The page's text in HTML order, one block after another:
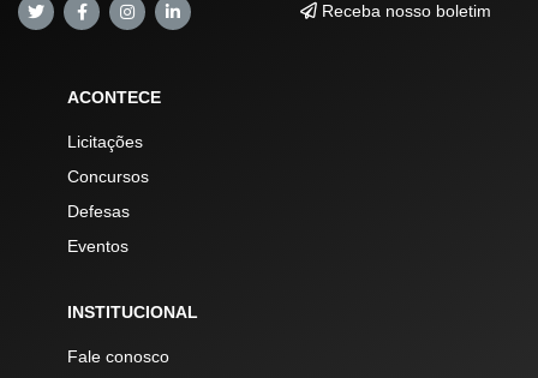
Receba nosso boletim
ACONTECE
Licitações
Concursos
Defesas
Eventos
INSTITUCIONAL
Fale conosco